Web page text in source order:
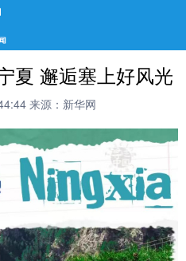
夏 邂逅塞上好风光
来源：新华网